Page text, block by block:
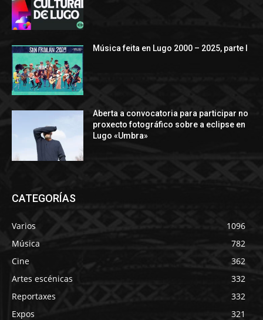
Música feita en Lugo 2000 – 2025, parte I
Aberta a convocatoria para participar no
proxecto fotográfico sobre a eclipse en
Lugo «Umbra»
CATEGORÍAS
Varios
1096
Música
782
Cine
362
Artes escénicas
332
Reportaxes
332
Expos
321